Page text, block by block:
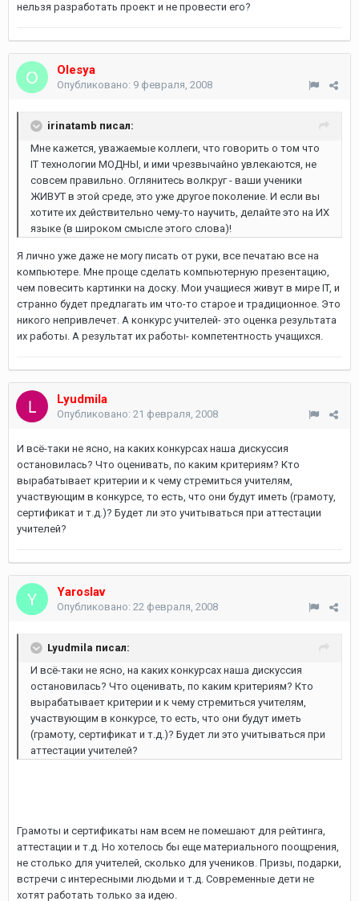
нельзя разработать проект и не провести его?
Olesya
Опубликовано: 9 февраля, 2008
irinatamb писал:
Мне кажется, уважаемые коллеги, что говорить о том что
IT технологии МОДНЫ, и ими чрезвычайно увлекаются, не
совсем правильно. Оглянитесь волкруг - ваши ученики
ЖИВУТ в этой среде, это уже другое поколение. И если вы
хотите их действительно чему-то научить, делайте это на ИХ
языке (в широком смысле этого слова)!
Я лично уже даже не могу писать от руки, все печатаю все на
компьютере. Мне проще сделать компьютерную презентацию,
чем повесить картинки на доску. Мои учащиеся живут в мире IT, и
странно будет предлагать им что-то старое и традиционное. Это
никого непривлечет. А конкурс учителей- это оценка результата
их работы. А результат их работы- компетентность учащихся.
Lyudmila
Опубликовано: 21 февраля, 2008
И всё-таки не ясно, на каких конкурсах наша дискуссия
остановилась? Что оценивать, по каким критериям? Кто
вырабатывает критерии и к чему стремиться учителям,
участвующим в конкурсе, то есть, что они будут иметь (грамоту,
сертификат и т.д.)? Будет ли это учитываться при аттестации
учителей?
Yaroslav
Опубликовано: 22 февраля, 2008
Lyudmila писал:
И всё-таки не ясно, на каких конкурсах наша дискуссия
остановилась? Что оценивать, по каким критериям? Кто
вырабатывает критерии и к чему стремиться учителям,
участвующим в конкурсе, то есть, что они будут иметь
(грамоту, сертификат и т.д.)? Будет ли это учитываться при
аттестации учителей?
Грамоты и сертификаты нам всем не помешают для рейтинга,
аттестации и т.д. Но хотелось бы еще материального поощрения,
не столько для учителей, сколько для учеников. Призы, подарки,
встречи с интересными людьми и т.д. Современные дети не
хотят работать только за идею.